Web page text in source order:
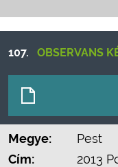
107. OBSERVANS
Megye:
Pest
Cím:
2013